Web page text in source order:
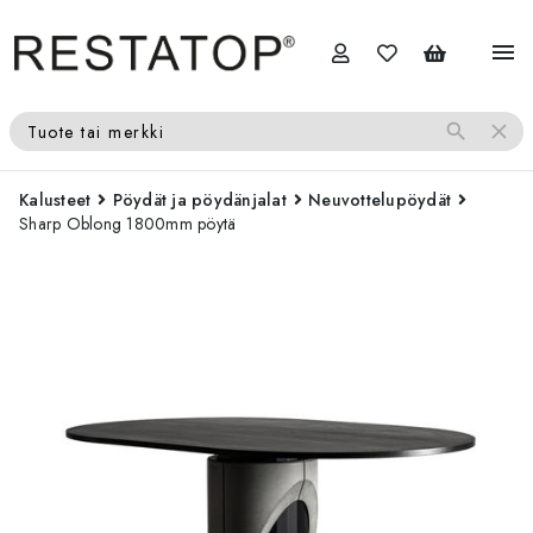
menu
Tuote tai merkki search close
Kalusteet Pöydät ja pöydänjalat
Neuvottelupöydät
Sharp Oblong 1800mm pöytä